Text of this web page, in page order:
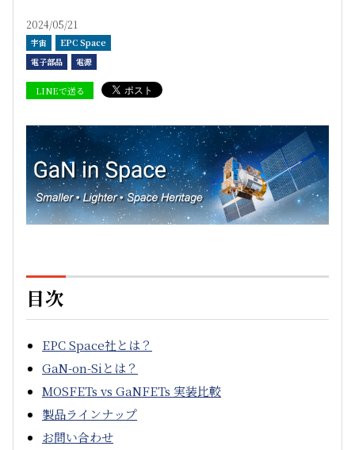
2024/05/21
宇宙
EPC Space
電子部品
電源
LINEで送る
目次
EPC Space社とは？
GaN-on-Siとは？
MOSFETs vs GaNFETs 実装比較
製品ラインナップ
お問い合わせ